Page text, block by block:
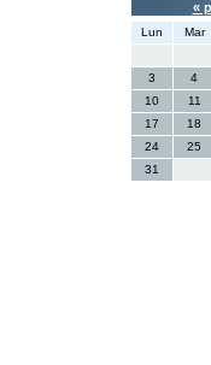
«
Lun Mar
3
4
10
11
17
18
24
25
31